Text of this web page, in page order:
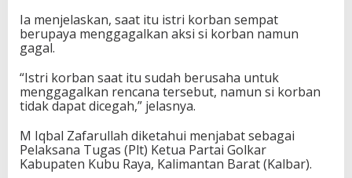
Ia menjelaskan, saat itu istri korban sempat
berupaya menggagalkan aksi si korban namun
gagal.
“Istri korban saat itu sudah berusaha untuk
menggagalkan rencana tersebut, namun si korban
tidak dapat dicegah,” jelasnya.
M Iqbal Zafarullah diketahui menjabat sebagai
Pelaksana Tugas (Plt) Ketua Partai Golkar
Kabupaten Kubu Raya, Kalimantan Barat (Kalbar).